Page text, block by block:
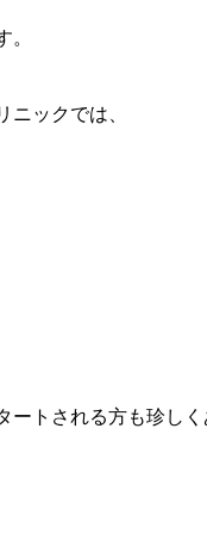
。
ニックでは、
トされる方も珍しく